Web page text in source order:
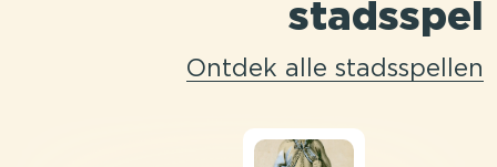
stadsspel
Ontdek alle stadsspellen